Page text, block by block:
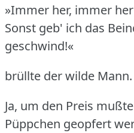
»Immer her, immer
Sonst geb' ich das
geschwind!«
brüllte der wilde Mann.
Ja, um den Preis
Püppchen geopfert